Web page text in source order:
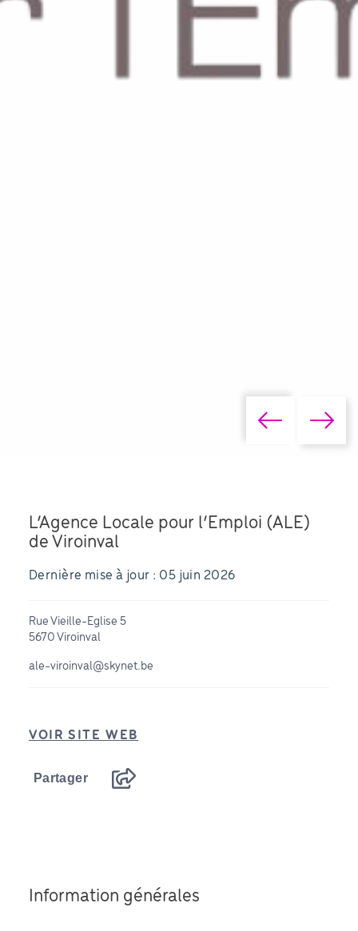
L’Agence Locale pour l’Emploi (ALE)
de Viroinval
Dernière mise à jour : 05 juin 2026
Rue Vieille-Eglise 5
5670 Viroinval
ale-viroinval@skynet.be
VOIR SITE WEB
Partager
Information générales